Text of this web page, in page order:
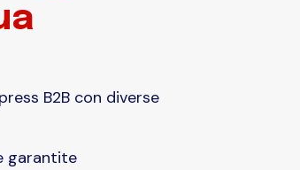
B2B con diverse
garantite